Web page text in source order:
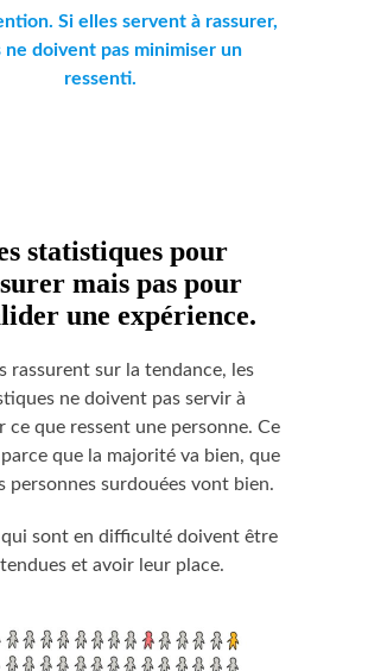
Si elles servent à rassurer,
ne doivent pas minimiser un
ressenti.
statistiques pour
mais pas pour
une expérience.
rassurent sur la tendance, les
ne doivent pas servir à
ce que ressent une personne. Ce
parce que la majorité va bien, que
personnes surdouées vont bien.
qui sont en difficulté doivent être
et avoir leur place.